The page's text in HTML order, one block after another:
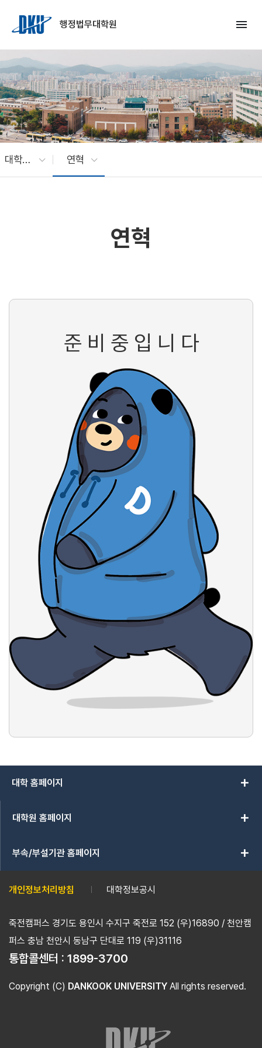
행정법무대학원
menu
대학원 소개 연혁
연혁
준 비 중 입 니 다
대학 홈페이지 add
대학원 홈페이지 add
부속/부설기관 홈페이지 add
개인정보처리방침 대학정보공시
죽전캠퍼스 경기도 용인시 수지구 죽전로 152 (우)16890 / 천안캠
퍼스 충남 천안시 동남구 단대로 119 (우)31116
통합콜센터 : 1899-3700
Copyright (C) DANKOOK UNIVERSITY All rights reserved.